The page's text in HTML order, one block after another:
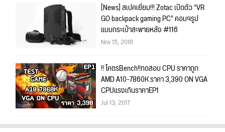
[News] สเปคเยี่ยม!!! Zotac เปิดตัว “VR
GO backpack gaming PC” คอมฯรูป
แบบกระเป๋าสะพายหลัง #116
Nov 15, 2016
!! โคตรBench!!ทดสอบ CPU ราคาถูก
AMD A10-7860K ราคา 3,390 ON VGA
CPUแรงเกินราคาEP1
Jul 13, 2017